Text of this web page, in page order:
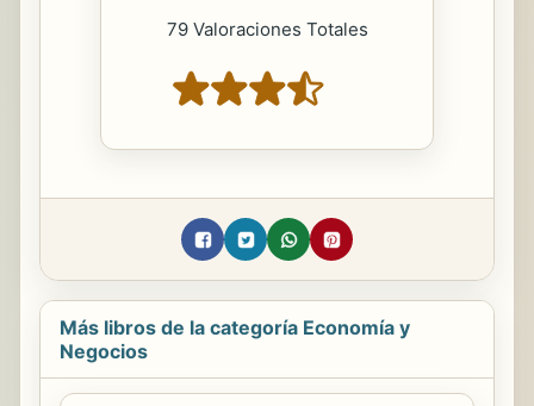
79 Valoraciones Totales
Más libros de la categoría Economía y
Negocios